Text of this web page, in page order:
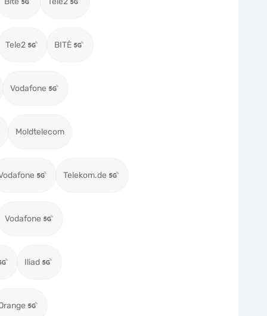
Tele2 BITĖ
Vodafone
Moldtelecom
Telekom.de
Vodafone
Iliad